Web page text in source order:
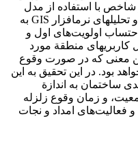
از استخراج شاخص‎ها تحلیل مکانی هر شاخص‎ با استفاده از مدل
دلفی فازی و مدل آسیب‎پذیری IHWP و تحلیل‎های نرم‎افزار GIS به
اولویت‌های اول و
دوم مدیریت بحران 03/15 درصد از کل کاربری‎های منطقة مورد
معنی که در صورت وقوع
بود. در این تحقیق به این
ساختمان به‌ اندازة
و زمان وقوع زلزله
فعالیت‌های امداد و نجات